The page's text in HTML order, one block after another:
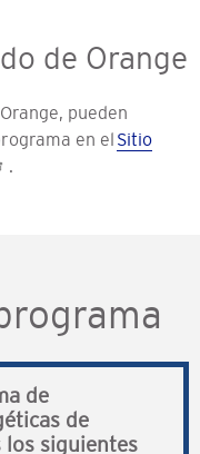
de Orange
pueden
en el Sitio
.
de
de
los siguientes